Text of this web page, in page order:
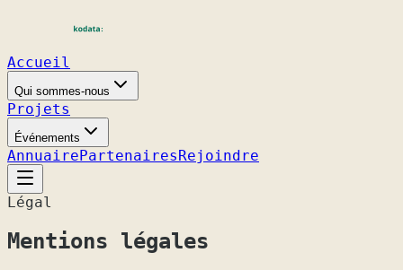
Accueil
Qui sommes-nous
Projets
Événements
AnnuairePartenairesRejoindre
Légal
Mentions légales